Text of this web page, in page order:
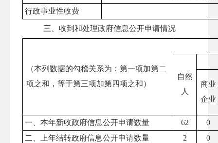
行政事业性收费
三、收到和处理政府信息公开申请情况
（本列数据的勾稽关系为：第一项加第二
项之和，等于第三项加第四项之和）
自然
人
商业
企业
一、本年新收政府信息公开申请数量 62
0
二、上年结转政府信息公开申请数量
2 0